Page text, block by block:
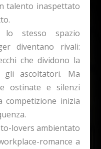
talento inaspettato
lo stesso spazio
diventano rivali:
che dividono la
gli ascoltatori. Ma
ostinate e silenzi
competizione inizia
lovers ambientato
romance a